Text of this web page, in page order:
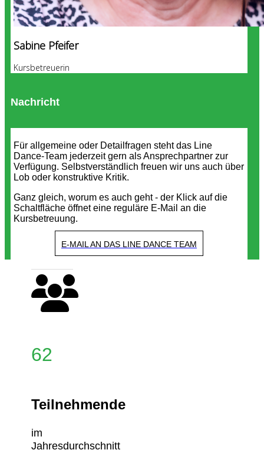
Sabine Pfeifer
Kursbetreuerin
Nachricht
Für allgemeine oder Detailfragen steht das Line
Dance-Team jederzeit gern als Ansprechpartner zur
Verfügung. Selbstverständlich freuen wir uns auch über
Lob oder konstruktive Kritik.
Ganz gleich, worum es auch geht - der Klick auf die
Schaltfläche öffnet eine reguläre E-Mail an die
Kursbetreuung.
E-MAIL AN DAS LINE DANCE TEAM
62
Teilnehmende
im
Jahresdurchschnitt